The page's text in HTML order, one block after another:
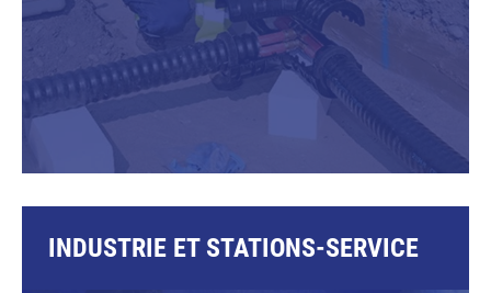
INDUSTRIE ET STATIONS-SERVICE